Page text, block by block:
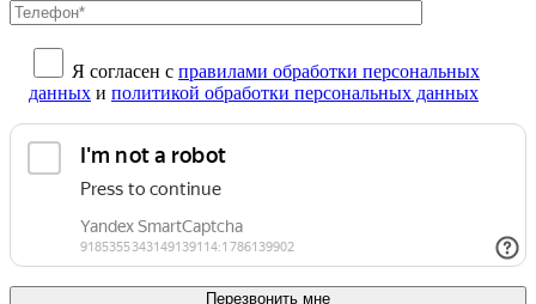
Я согласен с правилами обработки персональных
данных и политикой обработки персональных данных